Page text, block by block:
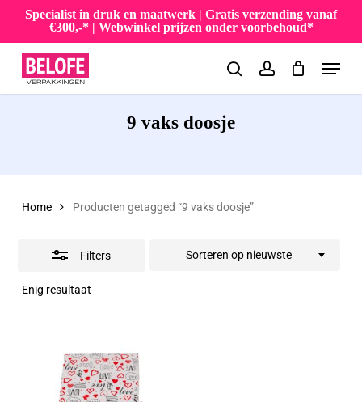
Skip
main
content
Specialist in druk en maatwerk | Gratis verzending vanaf
€300,-* | Webwinkel prijzen onder voorbehoud*
searchaccount
Menu
9 vaks doosje
Home Producten getagged “9 vaks doosje”
Filters
Enig resultaat
Sorteren op nieuwste
Filters